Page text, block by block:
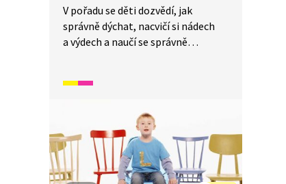
V pořadu se děti dozvědí, jak
správně dýchat, nacvičí si nádech
a výdech a naučí se správně
vytváří zvuky? Podívejte se.